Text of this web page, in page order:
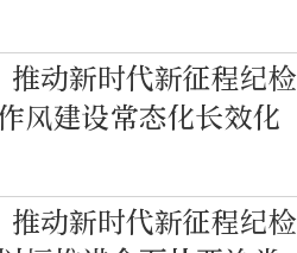
动新时代新征程纪检
风建设常态化长效化
动新时代新征程纪检